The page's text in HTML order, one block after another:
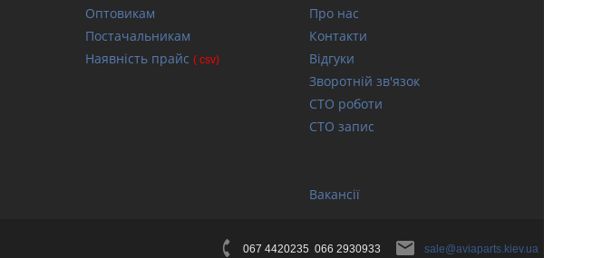
Про нас
Контакти
Відгуки
Зворотній зв'язок
СТО роботи
СТО запис
Вакансії
Оптовикам
Постачальникам
Наявність прайс ( csv)
067 4420235 066 2930933 sale@aviaparts.kiev.ua